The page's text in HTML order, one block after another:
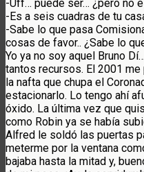
-Uff… puede ser… ¿pero no
-Es a seis cuadras de tu
-Sabe lo que pasa
cosas de favor.. ¿Sabe lo
Yo ya no soy aquel Bruno
tantos recursos. El 2001
la nafta que chupa el
estacionarlo. Lo tengo ahí
óxido. La última vez que
como Robin ya se había
Alfred le soldó las puertas
meterme por la ventana
bajaba hasta la mitad y,